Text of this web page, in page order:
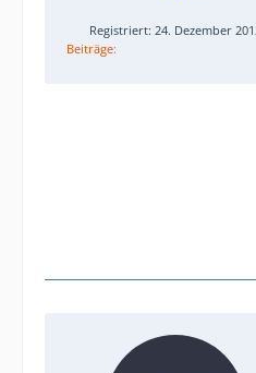
Registriert: 24. Dezember
Beiträge